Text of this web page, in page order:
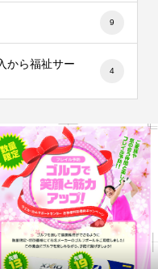
9
から福祉サー
4